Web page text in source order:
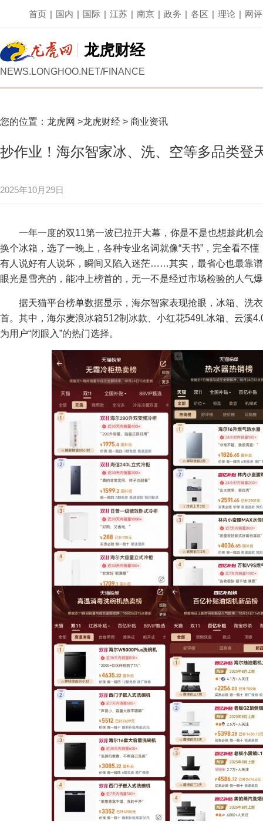
首页 | 国内 | 国际 | 江苏 | 南京 | 政务 | 各区 | 理论 | 网评
龙虎财经
NEWS.LONGHOO.NET/FINANCE
您的位置： 龙虎网 >龙虎财经 > 商业资讯
抄作业！海尔智家冰、洗、空等多品类登
2025年10月29日
一年一度的双11第一波已拉开大幕，你是不是也想趁此机
换个冰箱，选了一晚上，各种专业名词就像“天书”，完全看不
有人说好有人说坏，瞬间又陷入迷茫……其实，最省心也最靠谱
眼光是雪亮的，能冲上榜首的，无一不是经过市场检验的人气
据天猫平台榜单数据显示，海尔智家表现抢眼，冰箱、洗
首。其中，海尔麦浪冰箱512制冰款、小红花549L冰箱、云溪
为用户“闭眼入”的热门选择。